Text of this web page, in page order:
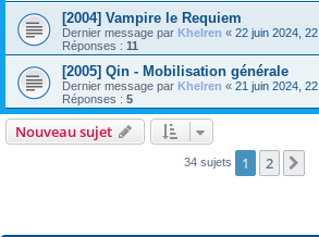
[2004] Vampire le Requiem
Dernier message par Khelren « 22 juin 2024,
Réponses : 11
[2005] Qin - Mobilisation générale
Dernier message par Khelren « 21 juin 2024,
Réponses : 5
Nouveau sujet
34 sujets 1 2